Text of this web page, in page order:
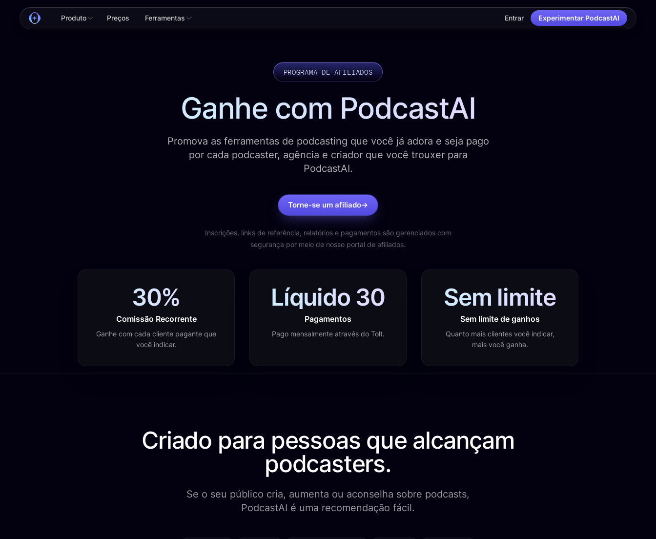
Produto Preços Ferramentas Entrar Experimentar PodcastAI
PROGRAMA DE AFILIADOS
Ganhe com PodcastAI
Promova as ferramentas de podcasting que você já adora e seja pago
por cada podcaster, agência e criador que você trouxer para
PodcastAI.
Torne-se um afiliado→
Inscrições, links de referência, relatórios e pagamentos são gerenciados com
segurança por meio de nosso portal de afiliados.
30%
Comissão Recorrente
Ganhe com cada cliente pagante que
você indicar.
Líquido 30
Pagamentos
Pago mensalmente através do Tolt.
Sem limite
Sem limite de ganhos
Quanto mais clientes você indicar,
mais você ganha.
Criado para pessoas que alcançam
podcasters.
Se o seu público cria, aumenta ou aconselha sobre podcasts,
PodcastAI é uma recomendação fácil.